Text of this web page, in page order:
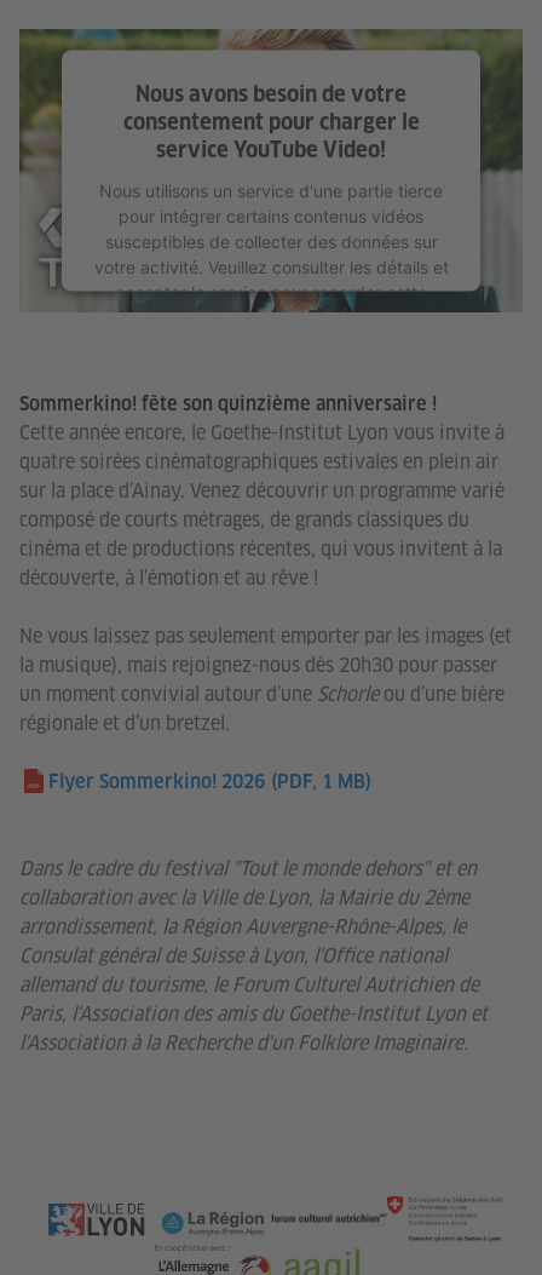
Nous avons besoin de votre
consentement pour charger le
service YouTube Video!
Nous utilisons un service d'une partie tierce
pour intégrer certains contenus vidéos
susceptibles de collecter des données sur
votre activité. Veuillez consulter les détails et
accepter le service pour regarder cette
vidéo.
Accepter
Sommerkino! fête son quinzième anniversaire !
Cette année encore, le Goethe-Institut Lyon vous invite à
quatre soirées cinématographiques estivales en plein air
sur la place d’Ainay. Venez découvrir un programme varié
composé de courts métrages, de grands classiques du
cinéma et de productions récentes, qui vous invitent à la
découverte, à l’émotion et au rêve !
Ne vous laissez pas seulement emporter par les images (et
la musique), mais rejoignez-nous dès 20h30 pour passer
un moment convivial autour d’une Schorleou d’une bière
régionale et d’un bretzel.
Flyer Sommerkino! 2026 (PDF, 1 MB)
Dans le cadre du festival "Tout le monde dehors" et en
collaboration avec la Ville de Lyon, la Mairie du 2ème
arrondissement, la Région Auvergne-Rhône-Alpes, le
Consulat général de Suisse à Lyon, l'Office national
allemand du tourisme, le Forum Culturel Autrichien de
Paris, l'Association des amis du Goethe-Institut Lyon et
l'Association à la Recherche d'un Folklore Imaginaire.